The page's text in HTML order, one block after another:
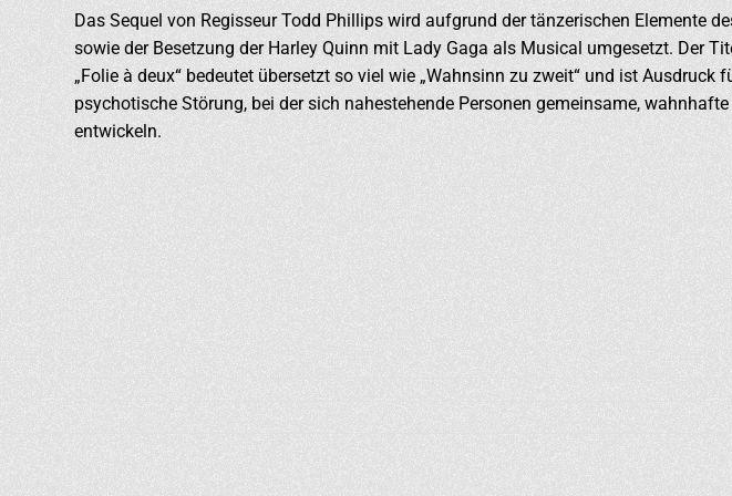
Das Sequel von Regisseur Todd Phillips wird aufgrund der tänzerischen Elemente
sowie der Besetzung der Harley Quinn mit Lady Gaga als Musical umgesetzt. Der
„Folie à deux“ bedeutet übersetzt so viel wie „Wahnsinn zu zweit“ und ist Ausdruck
psychotische Störung, bei der sich nahestehende Personen gemeinsame,
entwickeln.